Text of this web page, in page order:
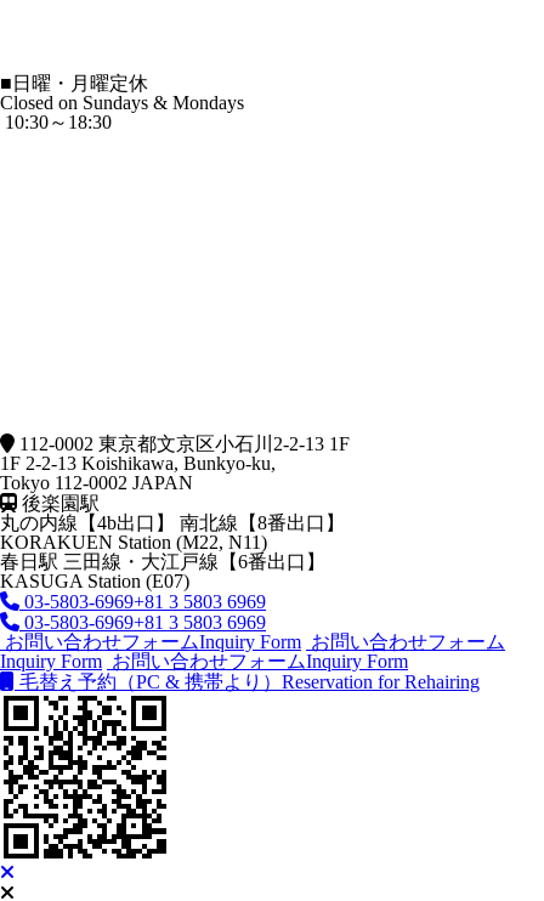
■ 日曜・月曜定休
Closed on Sundays & Mondays
10:30～18:30
112-0002 東京都文京区小石川2-2-13 1F
1F 2-2-13 Koishikawa, Bunkyo-ku,
Tokyo 112-0002 JAPAN
後楽園駅
丸の内線【4b出口】 南北線【8番出口】
KORAKUEN Station (M22, N11)
春日駅 三田線・大江戸線【6番出口】
KASUGA Station (E07)
03-5803-6969+81 3 5803 6969
03-5803-6969+81 3 5803 6969
お問い合わせフォームInquiry Form お問い合わせフォーム
Inquiry Form お問い合わせフォームInquiry Form
毛替え予約（PC & 携帯より） Reservation for Rehairing